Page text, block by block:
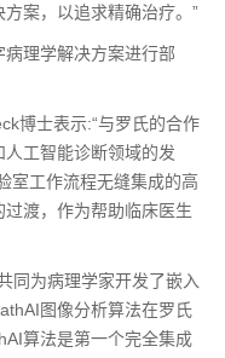
案，以追求精确治疗。”
理学解决方案进行部
博士表示:“与罗氏的合作
工智能诊断领域的发
室工作流程无缝集成的高
渡，作为帮助临床医生
同为病理学家开发了嵌入
图像分析算法在罗氏
算法是第一个完全集成